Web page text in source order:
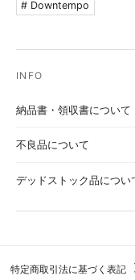
EX (Excellent)
VG+ (Very Good+)
S (Sealed)
EX (Excellent)
VG (Very Good)
# Downtempo
納品書・領収書について
不良品について
デッドストック品につい
特定商取引法に基づく表記